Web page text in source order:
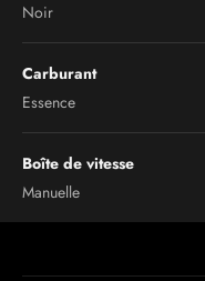
Noir
Carburant
Essence
Boîte de vitesse
Manuelle